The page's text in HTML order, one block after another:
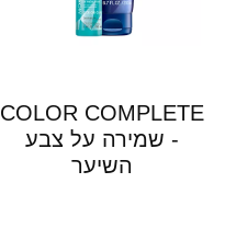
COLOR COMPLETE
- שמירה על צבע
השיער